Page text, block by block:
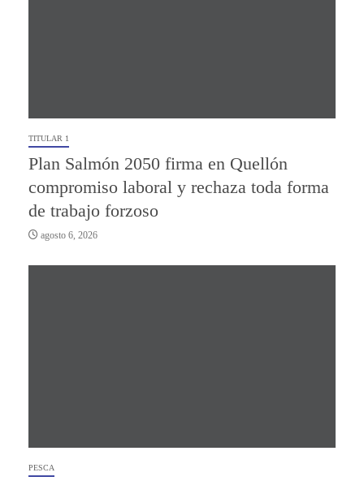
TITULAR 1
Plan Salmón 2050 firma en Quellón
compromiso laboral y rechaza toda forma
de trabajo forzoso
agosto 6, 2026
PESCA